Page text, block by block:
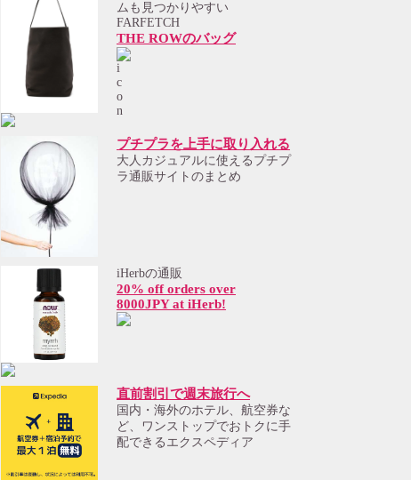
ムも見つかりやすい
FARFETCH
THE ROWのバッグ
プチプラを上手に取り入れる
大人カジュアルに使えるプチプ
ラ通販サイトのまとめ
iHerbの通販
20% off orders over
8000JPY at iHerb!
直前割引で週末旅行へ
国内・海外のホテル、航空券な
ど、ワンストップでおトクに手
配できるエクスペディア